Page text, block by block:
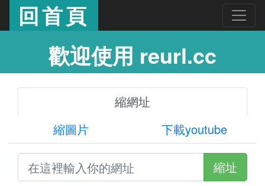
回首頁
歡迎使用 reurl.cc
縮網址
縮圖片
下載youtube
縮址